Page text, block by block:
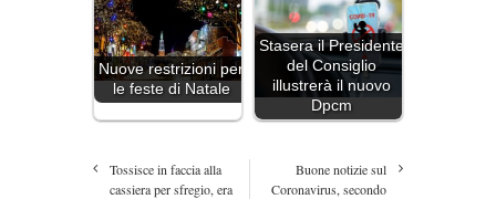
Nuove restrizioni per
le feste di Natale
Stasera il Presidente
del Consiglio
illustrerà il nuovo
Dpcm
Tossisce in faccia alla
cassiera per sfregio, era
Buone notizie sul
Coronavirus, secondo